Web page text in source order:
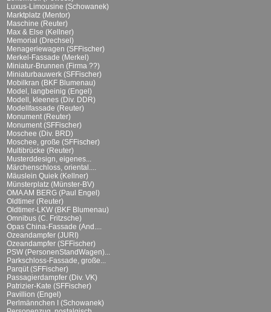
Luxus-Limousine (Schowanek)
Marktplatz (Mentor)
Maschine (Reuter)
Max & Else (Kellner)
Memorial (Drechsel)
Menageriewagen (SFFischer)
Merkel-Fassade (Merkel)
Miniatur-Brunnen (Firma ??)
Miniaturbauwerk (SFFischer)
Mobilkran (BKF Blumenau)
Model, langbeinig (Engel)
Modell, kleenes (Div. DDR)
Modellfassade (Reuter)
Monument (Reuter)
Monument (SFFischer)
Moschee (Div. BRD)
Moschee, große (SFFischer)
Multibrücke (Reuter)
Musterddesign, eigenes...
Märchenschloss, oriental....
Mäuslein Quiek (Kellner)
Münsterplatz (Münster-BV)
OMA AM BERG (Paul Engel)
Oldtimer (Reuter)
Oldtimer-LKW (BKF Blumenau)
Omnibus (C. Fritzsche)
Opas China-Fassade (And....
Ozeandampfer (JURI)
Ozeandampfer (SFFischer)
PSW (PersonenStandWagen)...
Parkschloss-Fassade, große...
Parqüt (SFFischer)
Passagierdampfer (Div. VK)
Patrizier-Kate (SFFischer)
Pavillion (Engel)
Perlmännchen I (Schowanek)